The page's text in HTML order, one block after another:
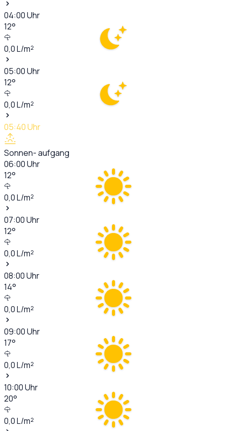
04:00Uhr
12°
0,0L/m²
05:00Uhr
12°
0,0L/m²
05:40Uhr
Sonnen- aufgang
06:00Uhr
12°
0,0L/m²
07:00Uhr
12°
0,0L/m²
08:00Uhr
14°
0,0L/m²
09:00Uhr
17°
0,0L/m²
10:00Uhr
20°
0,0L/m²